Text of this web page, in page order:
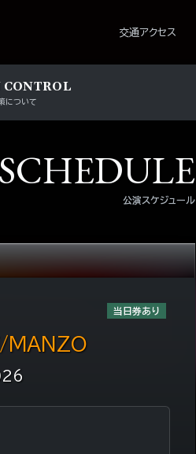
交通アクセス
について
公演スケジュール
SCHEDULE
当日券あり
/MANZO